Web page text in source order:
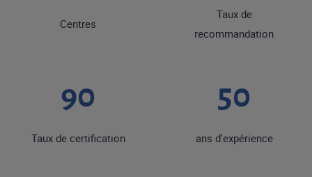
Centres
Taux de
recommandation
90
Taux de certification
50
ans d'expérience